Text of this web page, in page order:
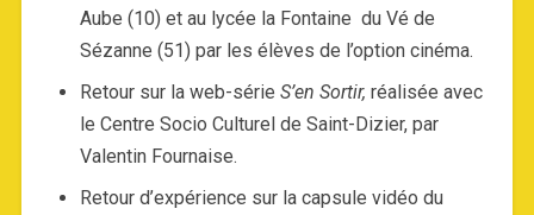
Aube (10) et au lycée la Fontaine du Vé de
Sézanne (51) par les élèves de l’option cinéma.
Retour sur la web-série S’en Sortir, réalisée avec
le Centre Socio Culturel de Saint-Dizier, par
Valentin Fournaise.
Retour d’expérience sur la capsule vidéo du